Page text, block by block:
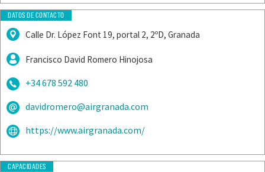
Calle Dr. López Font 19, portal 2, 2ºD, Granada
Francisco David Romero Hinojosa
+34 678 592 480
davidromero@airgranada.com
https://www.airgranada.com/
DATOS DE CONTACTO
CAPACIDADES